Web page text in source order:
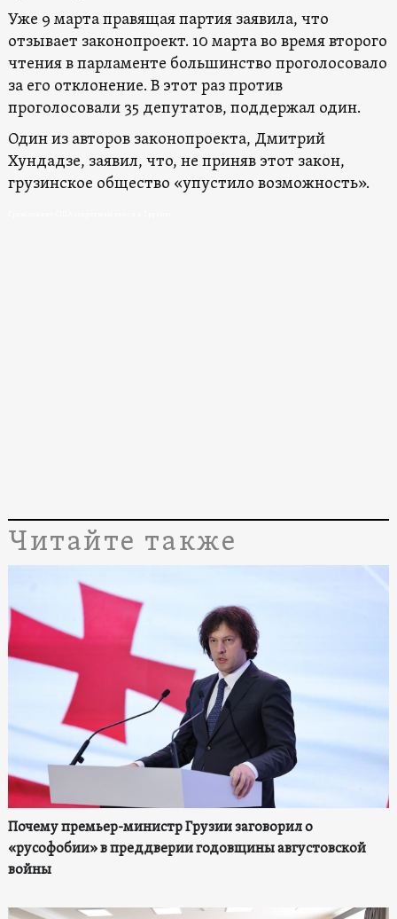
Уже 9 марта правящая партия заявила, что
отзывает законопроект. 10 марта во время второго
чтения в парламенте большинство проголосовало
за его отклонение. В этот раз против
проголосовали 35 депутатов, поддержал один.
Один из авторов законопроекта, Дмитрий
Хундадзе, заявил, что, не приняв этот закон,
грузинское общество «упустило возможность».
Читайте также
Почему премьер-министр Грузии заговорил о
«русофобии» в преддверии годовщины августовской
войны